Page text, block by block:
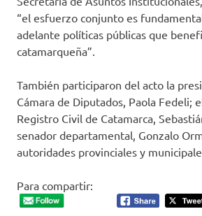
“el esfuerzo conjunto es
adelante políticas públicas que
catamarqueña”.
También participaron del acto la
Cámara de Diputados, Paola Fedeli;
Registro Civil de Catamarca,
senador departamental, Gonzalo
autoridades provinciales y
Para compartir: